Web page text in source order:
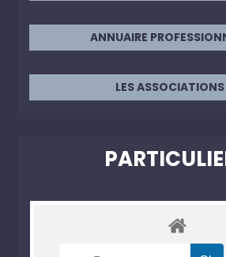
ANNUAIRE
LES ASSOCIATIONS